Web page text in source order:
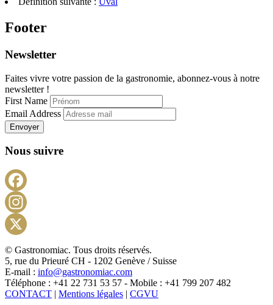
Footer
Newsletter
Faites vivre votre passion de la gastronomie, abonnez-vous à notre
newsletter !
First Name
Email Address
Envoyer
Nous suivre
X
© Gastronomiac. Tous droits réservés.
5, rue du Prieuré CH - 1202 Genève / Suisse
E-mail : info@gastronomiac.com
Téléphone : +41 22 731 53 57 - Mobile : +41 799 207 482
CONTACT | Mentions légales | CGVU